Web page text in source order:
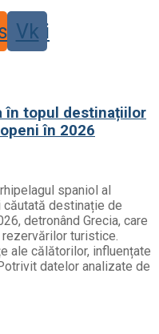
Vk
în topul destinațiilor
în 2026
spaniol al
căutată destinație de
detronând Grecia, care
turistice.
ale călătorilor, influențate
datelor analizate de